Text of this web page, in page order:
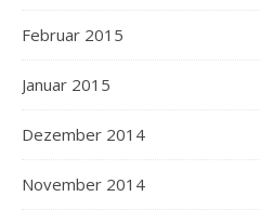
Februar 2015
Januar 2015
Dezember 2014
November 2014